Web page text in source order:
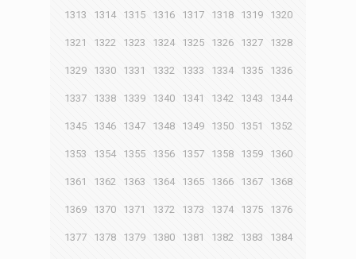
1313 1314 1315 1316 1317 1318 1319 1320
1321 1322 1323 1324 1325 1326 1327 1328
1329 1330 1331 1332 1333 1334 1335 1336
1337 1338 1339 1340 1341 1342 1343 1344
1345 1346 1347 1348 1349 1350 1351 1352
1353 1354 1355 1356 1357 1358 1359 1360
1361 1362 1363 1364 1365 1366 1367 1368
1369 1370 1371 1372 1373 1374 1375 1376
1377 1378 1379 1380 1381 1382 1383 1384